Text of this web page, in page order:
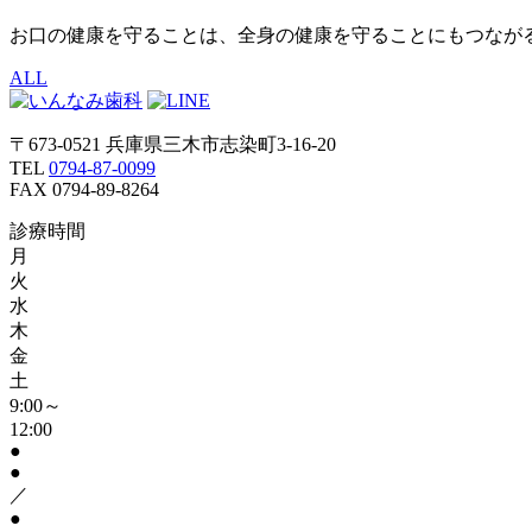
お口の健康を守ることは、全身の健康を守ることにもつなが
ALL
〒673-0521 兵庫県三木市志染町3-16-20
TEL 0794-87-0099
FAX 0794-89-8264
診療時間
月
火
水
木
金
土
9:00～
12:00
●
●
／
●